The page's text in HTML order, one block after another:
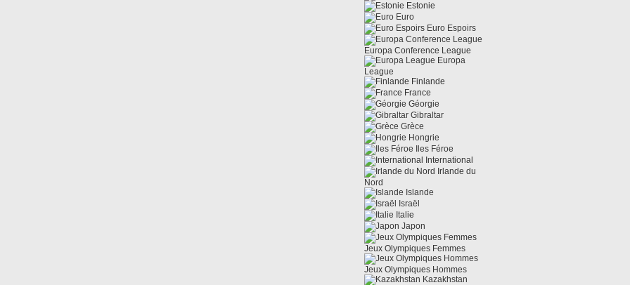
Estonie
Euro
Euro Espoirs
Europa Conference League
Europa
League
Finlande
France
Géorgie
Gibraltar
Grèce
Hongrie
Iles Féroe
International
Irlande du
Nord
Islande
Israël
Italie
Japon
Jeux Olympiques Femmes
Jeux Olympiques Hommes
Kazakhstan